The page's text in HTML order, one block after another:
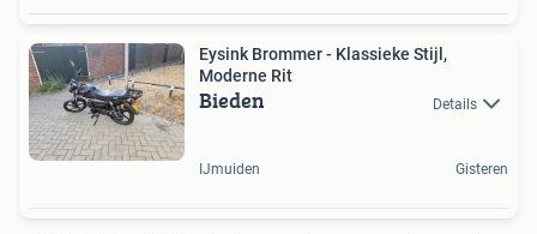
Eysink Brommer - Klassieke Stijl,
Moderne Rit
Bieden Details
IJmuiden Gisteren